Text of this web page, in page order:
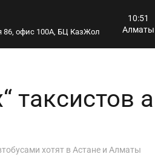
86, офис 100А, БЦ КазЖол
10:51
Алматы
таксистов
хотят в Астане и Алматы